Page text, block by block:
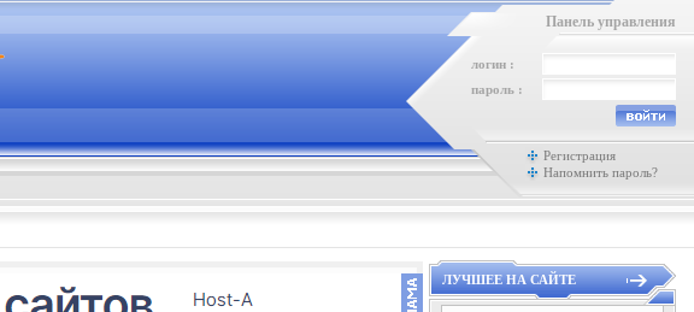
Панель управления
логин :
пароль :
Регистрация
Напомнить пароль?
ЛУЧШЕЕ НА САЙТЕ